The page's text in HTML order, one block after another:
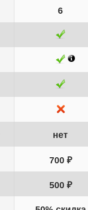
6
нет
700 ₽
500 ₽